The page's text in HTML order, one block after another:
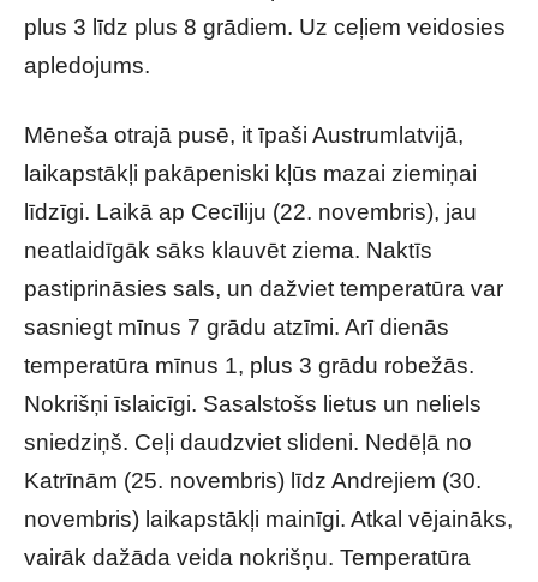
plus 3 līdz plus 8 grādiem. Uz ceļiem veidosies
apledojums.
Mēneša otrajā pusē, it īpaši Austrumlatvijā,
laikapstākļi pakāpeniski kļūs mazai ziemiņai
līdzīgi. Laikā ap Cecīliju (22. novembris), jau
neatlaidīgāk sāks klauvēt ziema. Naktīs
pastiprināsies sals, un dažviet temperatūra var
sasniegt mīnus 7 grādu atzīmi. Arī dienās
temperatūra mīnus 1, plus 3 grādu robežās.
Nokrišņi īslaicīgi. Sasalstošs lietus un neliels
sniedziņš. Ceļi daudzviet slideni. Nedēļā no
Katrīnām (25. novembris) līdz Andrejiem (30.
novembris) laikapstākļi mainīgi. Atkal vējaināks,
vairāk dažāda veida nokrišņu. Temperatūra